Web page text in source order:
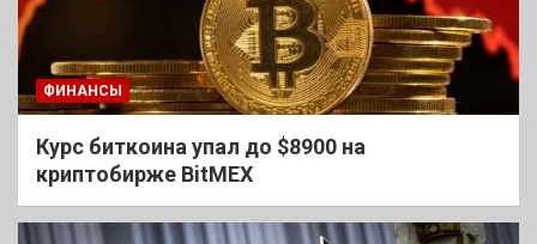
ФИНАНСЫ
Курс биткоина упал до $8900 на
криптобирже BitMEX